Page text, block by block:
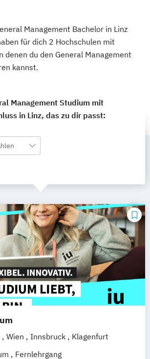
Management Bachelor in Linz
für dich 2 Hochschulen mit
denen du den General Management
kannst.
Management Studium mit
in Linz, das zu dir passt:
Wien Innsbruck
Klagenfurt
Fernlehrgang